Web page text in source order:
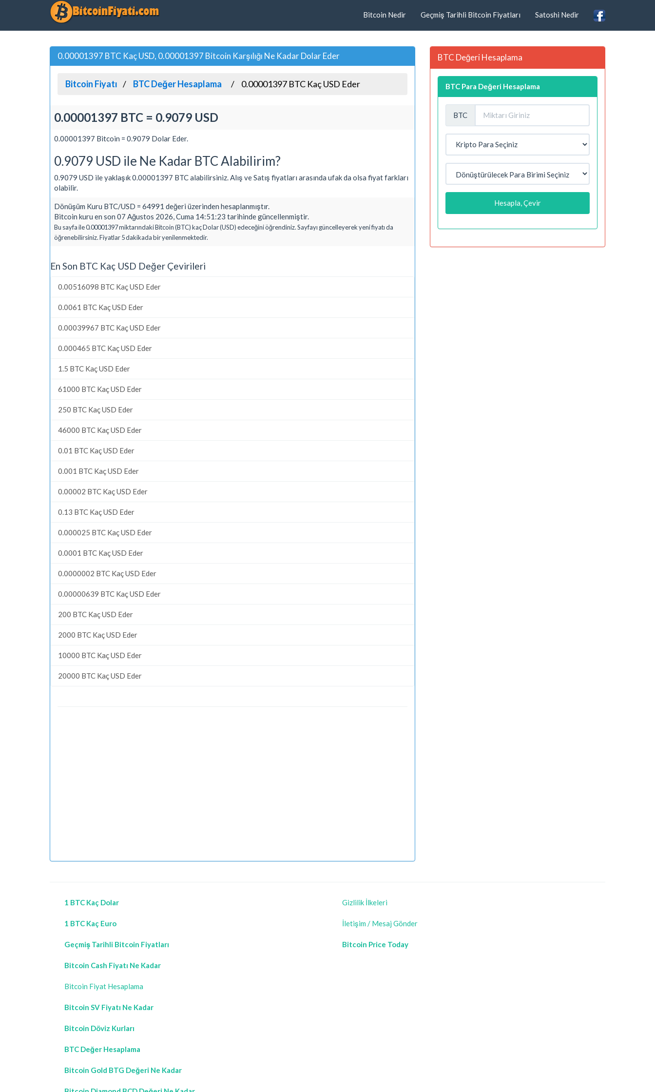
Bitcoin Nedir Geçmiş Tarihli Bitcoin Fiyatları Satoshi Nedir
0.00001397 BTC Kaç USD, 0.00001397 Bitcoin Karşılığı Ne Kadar Dolar Eder
Bitcoin Fiyatı BTC Değer Hesaplama 0.00001397 BTC Kaç USD Eder
0.00001397 BTC = 0.9079 USD
0.00001397 Bitcoin = 0.9079 Dolar Eder.
0.9079 USD ile Ne Kadar BTC Alabilirim?
0.9079 USD ile yaklaşık 0.00001397 BTC alabilirsiniz. Alış ve Satış fiyatları arasında ufak da olsa fiyat farkları
olabilir.
Dönüşüm Kuru BTC/USD = 64991 değeri üzerinden hesaplanmıştır.
Bitcoin kuru en son 07 Ağustos 2026, Cuma 14:51:23 tarihinde güncellenmiştir.
Bu sayfa ile 0.00001397 miktarındaki Bitcoin (BTC) kaç Dolar (USD) edeceğini öğrendiniz. Sayfayı güncelleyerek yeni fiyatı da
öğrenebilirsiniz. Fiyatlar 5 dakikada bir yenilenmektedir.
En Son BTC Kaç USD Değer Çevirileri
0.00516098 BTC Kaç USD Eder
0.0061 BTC Kaç USD Eder
0.00039967 BTC Kaç USD Eder
0.000465 BTC Kaç USD Eder
1.5 BTC Kaç USD Eder
61000 BTC Kaç USD Eder
250 BTC Kaç USD Eder
46000 BTC Kaç USD Eder
0.01 BTC Kaç USD Eder
0.001 BTC Kaç USD Eder
0.00002 BTC Kaç USD Eder
0.13 BTC Kaç USD Eder
0.000025 BTC Kaç USD Eder
0.0001 BTC Kaç USD Eder
0.0000002 BTC Kaç USD Eder
0.00000639 BTC Kaç USD Eder
200 BTC Kaç USD Eder
2000 BTC Kaç USD Eder
10000 BTC Kaç USD Eder
20000 BTC Kaç USD Eder
BTC Değeri Hesaplama
BTC Para Değeri Hesaplama
BTC
Hesapla, Çevir
1 BTC Kaç Dolar
1 BTC Kaç Euro
Geçmiş Tarihli Bitcoin Fiyatları
Bitcoin Cash Fiyatı Ne Kadar
Bitcoin Fiyat Hesaplama
Bitcoin SV Fiyatı Ne Kadar
Bitcoin Döviz Kurları
BTC Değer Hesaplama
Bitcoin Gold BTG Değeri Ne Kadar
Gizlilik İlkeleri
İletişim / Mesaj Gönder
Bitcoin Price Today